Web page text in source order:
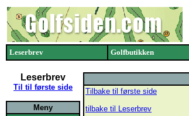
Leserbrev Golfbutikken
Leserbrev
Til til første side
Meny
Tilbake til første side
tilbake til Leserbrev